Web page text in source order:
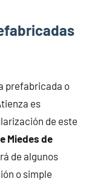
prefabricada o
es
de este
Miedes de
de algunos
o simple